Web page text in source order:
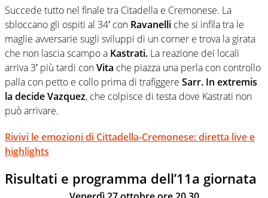
Succede tutto nel finale tra Citadella e Cremonese. La
sbloccano gli ospiti al 34′ con Ravanelli che si infila tra le
maglie avversarie sugli sviluppi di un corner e trova la girata
che non lascia scampo a Kastrati. La reazione dei locali
arriva 3′ più tardi conVita che piazza una perla con controllo
palla con petto e collo prima di trafiggere Sarr. In extremis
la decide Vazquez, che colpisce di testa dove Kastrati non
può arrivare.
Rivivi le emozioni di Cittadella-Cremonese: diretta live e
highlights
Risultati e programma dell’11a giornata